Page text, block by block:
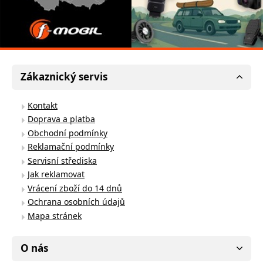
Zákaznický servis
Kontakt
Doprava a platba
Obchodní podmínky
Reklamační podmínky
Servisní střediska
Jak reklamovat
Vrácení zboží do 14 dnů
Ochrana osobních údajů
Mapa stránek
O nás